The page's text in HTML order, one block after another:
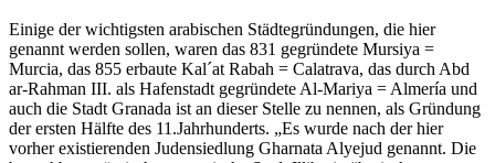
Einige der wichtigsten arabischen Städtegründungen, die hier
genannt werden sollen, waren das 831 gegründete Mursiya =
Murcia, das 855 erbaute Kal´at Rabah = Calatrava, das durch Abd
ar-Rahman III. als Hafenstadt gegründete Al-Mariya = Almería und
auch die Stadt Granada ist an dieser Stelle zu nennen, als Gründung
der ersten Hälfte des 11.Jahrhunderts. „Es wurde nach der hier
vorher existierenden Judensiedlung Gharnata Alyejud genannt. Die